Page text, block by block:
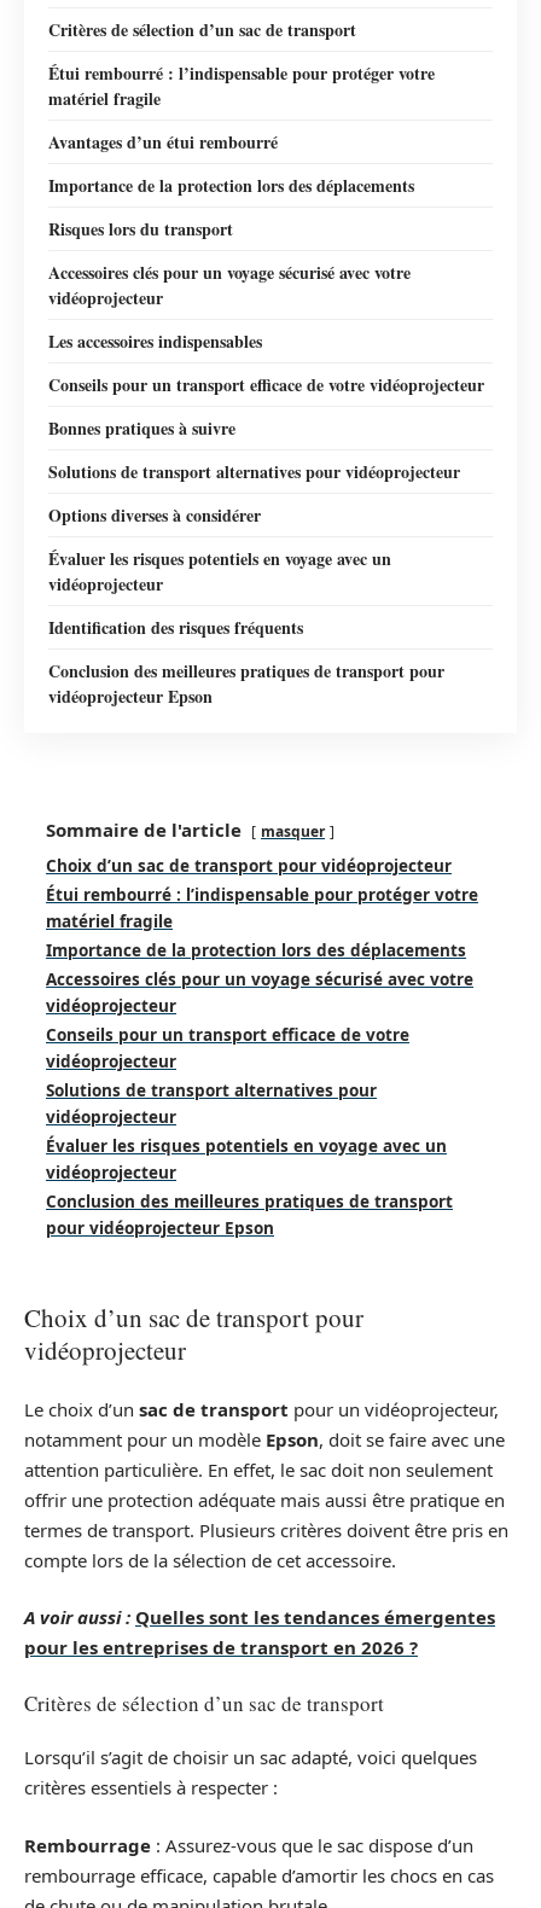
Critères de sélection d’un sac de transport
Étui rembourré : l’indispensable pour protéger votre
matériel fragile
Avantages d’un étui rembourré
Importance de la protection lors des déplacements
Risques lors du transport
Accessoires clés pour un voyage sécurisé avec votre
vidéoprojecteur
Les accessoires indispensables
Conseils pour un transport efficace de votre vidéoprojecteur
Bonnes pratiques à suivre
Solutions de transport alternatives pour vidéoprojecteur
Options diverses à considérer
Évaluer les risques potentiels en voyage avec un
vidéoprojecteur
Identification des risques fréquents
Conclusion des meilleures pratiques de transport pour
vidéoprojecteur Epson
Sommaire de l'article masquer
Choix d’un sac de transport pour vidéoprojecteur
Étui rembourré : l’indispensable pour protéger votre
matériel fragile
Importance de la protection lors des déplacements
Accessoires clés pour un voyage sécurisé avec votre
vidéoprojecteur
Conseils pour un transport efficace de votre
vidéoprojecteur
Solutions de transport alternatives pour
vidéoprojecteur
Évaluer les risques potentiels en voyage avec un
vidéoprojecteur
Conclusion des meilleures pratiques de transport
pour vidéoprojecteur Epson
Choix d’un sac de transport pour
vidéoprojecteur
Le choix d’un sac de transport pour un vidéoprojecteur,
notamment pour un modèle Epson, doit se faire avec une
attention particulière. En effet, le sac doit non seulement
offrir une protection adéquate mais aussi être pratique en
termes de transport. Plusieurs critères doivent être pris en
compte lors de la sélection de cet accessoire.
A voir aussi : Quelles sont les tendances émergentes
pour les entreprises de transport en 2026 ?
Critères de sélection d’un sac de transport
Lorsqu’il s’agit de choisir un sac adapté, voici quelques
critères essentiels à respecter :
Rembourrage : Assurez-vous que le sac dispose d’un
rembourrage efficace, capable d’amortir les chocs en cas